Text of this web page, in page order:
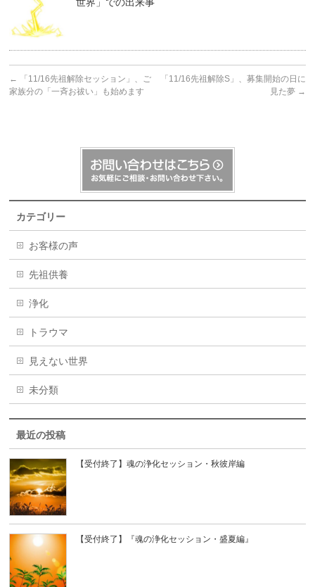
←
「11/16先祖解除セッション」、ご
家族分の「一斉お祓い」も始めます
「11/16先祖解除S」、募集開始の日に
見た夢 →
カテゴリー
お客様の声
先祖供養
浄化
トラウマ
見えない世界
未分類
最近の投稿
【受付終了】魂の浄化セッション・秋彼岸編
【受付終了】『魂の浄化セッション・盛夏編』